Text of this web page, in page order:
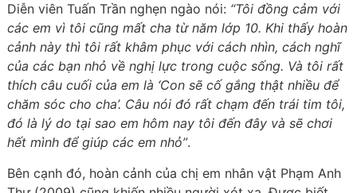
Diễn viên Tuấn Trần nghẹn ngào nói: “Tôi đồng cảm với
các em vì tôi cũng mất cha từ năm lớp 10. Khi thấy hoàn
cảnh này thì tôi rất khâm phục với cách nhìn, cách nghĩ
của các bạn nhỏ về nghị lực trong cuộc sống. Và tôi rất
thích câu cuối của em là ‘Con sẽ cố gắng thật nhiều để
chăm sóc cho cha’. Câu nói đó rất chạm đến trái tim tôi,
đó là lý do tại sao em hôm nay tôi đến đây và sẽ chơi
hết mình để giúp các em nhỏ”.
Bên cạnh đó, hoàn cảnh của chị em nhân vật Phạm Anh